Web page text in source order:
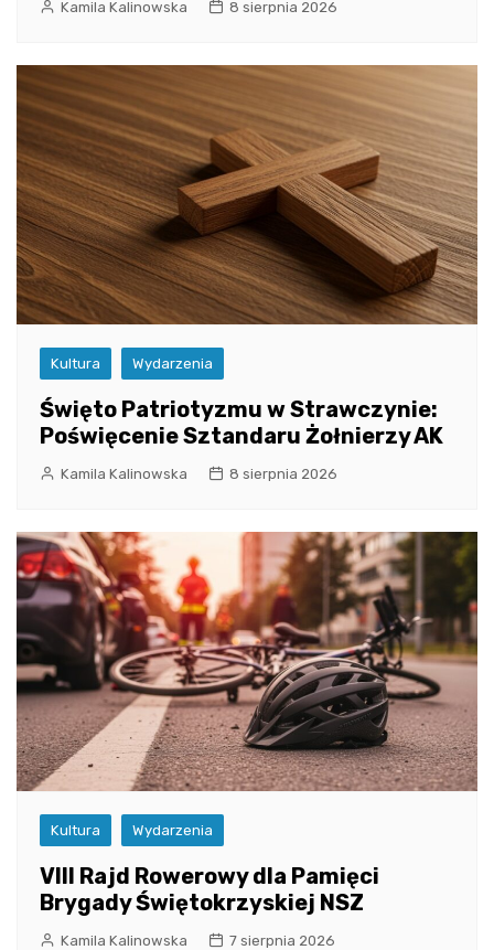
Kamila Kalinowska 8 sierpnia 2026
Kultura Wydarzenia
Święto Patriotyzmu w Strawczynie:
Poświęcenie Sztandaru Żołnierzy AK
Kamila Kalinowska 8 sierpnia 2026
Kultura Wydarzenia
VIII Rajd Rowerowy dla Pamięci
Brygady Świętokrzyskiej NSZ
Kamila Kalinowska 7 sierpnia 2026